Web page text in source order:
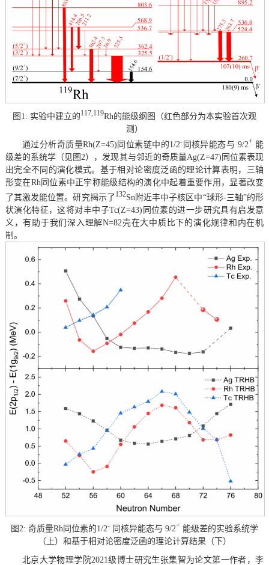
图1: 实验中建立的117,119Rh的能级纲图（红色部分为本实验首次观
测）
通过分析奇质量Rh(Z=45)同位素链中的1/2- 同核异能态与 9/2+ 能
级差的系统学（见图2），发现其与邻近的奇质量Ag(Z=47)同位素表现
出完全不同的演化模式。基于相对论密度泛函的理论计算表明，三轴
形变在Rh同位素中正宇称能级结构的演化中起着重要作用，显著改变
了其激发能位置。研究揭示了132Sn附近丰中子核区中“球形-三轴”的形
状演化特征，这将对丰中子Tc(Z=43)同位素的进一步研究具有启发意
义，有助于我们深入理解N=82壳在大中质比下的演化规律和内在机
制。
图2: 奇质量Rh同位素的1/2- 同核异能态与 9/2+ 能级差的实验系统学
（上）和基于相对论密度泛函的理论计算结果（下）
北京大学物理学院2021级博士研究生张集智为论文第一作者，李